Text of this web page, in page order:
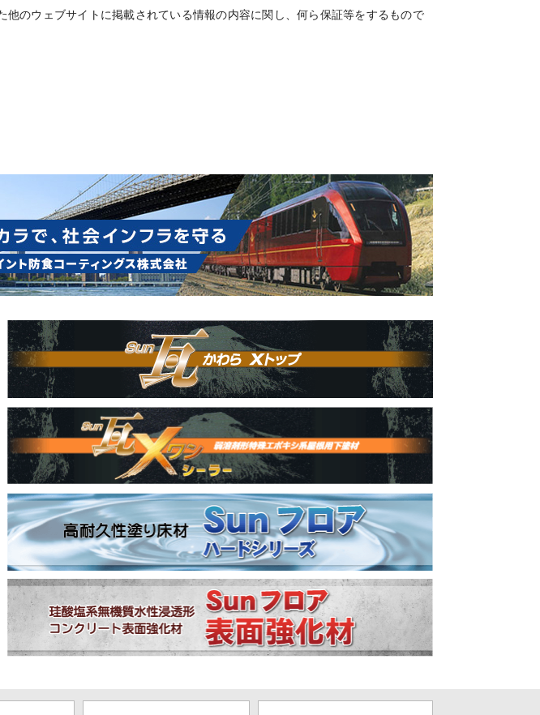
のウェブサイトに掲載されている情報の内容に関し、何ら保証等をするもので